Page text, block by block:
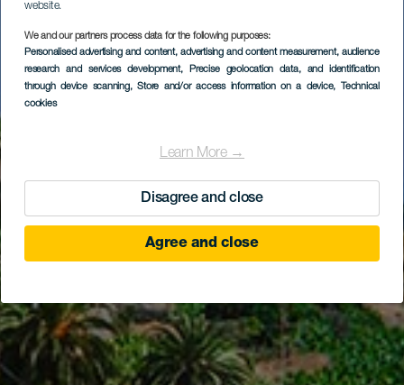
website.
We and our partners process data for the following purposes:
Personalised advertising and content, advertising and content measurement, audience
research and services development, Precise geolocation data, and identification
through device scanning, Store and/or access information on a device, Technical
cookies
Learn More →
Disagree and close
Agree and close
Hotell Ibo Alfaro